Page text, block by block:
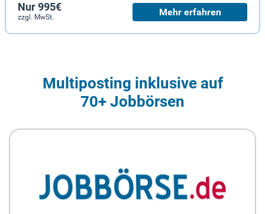
Nur 995€
zzgl. MwSt. Mehr erfahren
Multiposting inklusive auf
70+ Jobbörsen